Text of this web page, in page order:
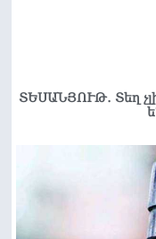
ՏԵՍԱՆՅՈՒԹ․ Տեղ